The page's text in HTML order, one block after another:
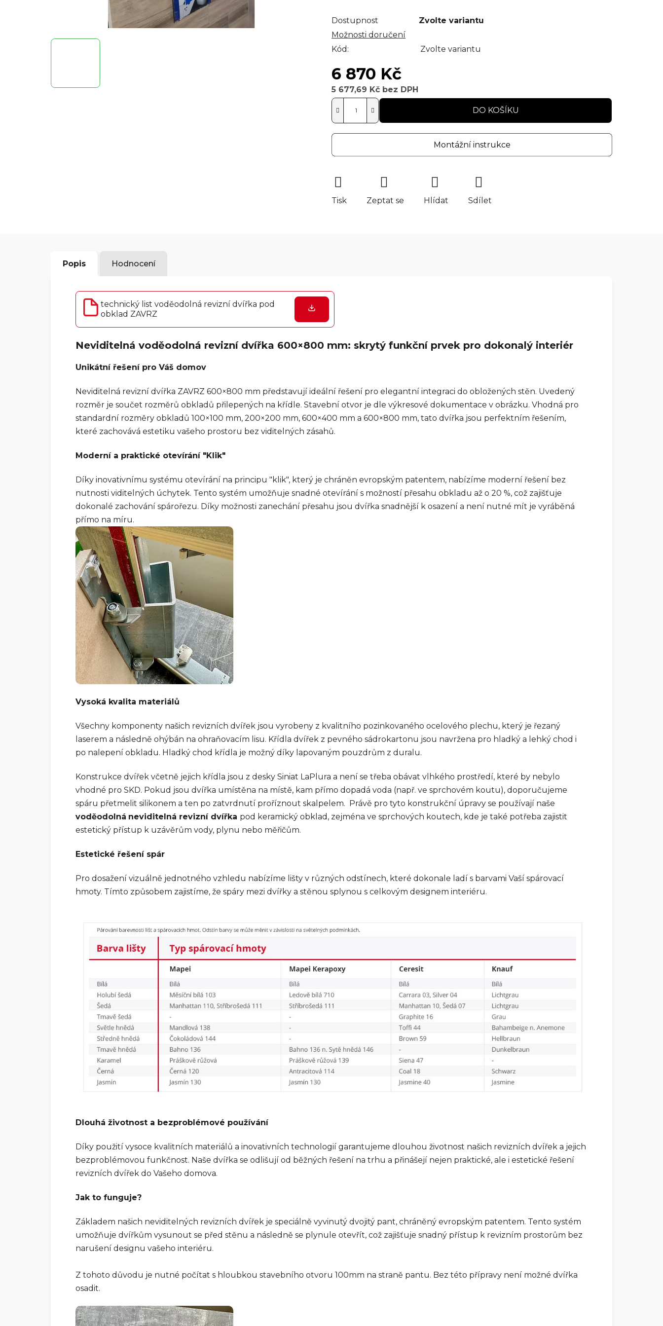
Dostupnost
Zvolte variantu
Možnosti doručení
Kód:
Zvolte variantu
6 870 Kč
5 677,69 Kč bez DPH
DO KOŠÍKU
Montážní instrukce
Tisk Zeptat se Hlídat Sdílet
Popis Hodnocení
technický list voděodolná revizní dvířka pod
obklad ZAVRZ
Neviditelná voděodolná revizní dvířka 600×800 mm: skrytý funkční prvek pro dokonalý interiér
Unikátní řešení pro Váš domov
Neviditelná revizní dvířka ZAVRZ 600×800 mm představují ideální řešení pro elegantní integraci do obložených stěn. Uvedený
rozměr je součet rozměrů obkladů přilepených na křídle. Stavební otvor je dle výkresové dokumentace v obrázku. Vhodná pro
standardní rozměry obkladů 100×100 mm, 200×200 mm, 600×400 mm a 600×800 mm, tato dvířka jsou perfektním řešením,
které zachovává estetiku vašeho prostoru bez viditelných zásahů.
Moderní a praktické otevírání "Klik"
Díky inovativnímu systému otevírání na principu "klik", který je chráněn evropským patentem, nabízíme moderní řešení bez
nutnosti viditelných úchytek. Tento systém umožňuje snadné otevírání s možností přesahu obkladu až o 20 %, což zajišťuje
dokonalé zachování spárořezu. Díky možnosti zanechání přesahu jsou dvířka snadnější k osazení a není nutné mít je vyráběná
přímo na míru.
Vysoká kvalita materiálů
Všechny komponenty našich revizních dvířek jsou vyrobeny z kvalitního pozinkovaného ocelového plechu, který je řezaný
laserem a následně ohýbán na ohraňovacím lisu. Křídla dvířek z pevného sádrokartonu jsou navržena pro hladký a lehký chod i
po nalepení obkladu. Hladký chod křídla je možný díky lapovaným pouzdrům z duralu.
Konstrukce dvířek včetně jejich křídla jsou z desky Siniat LaPlura a není se třeba obávat vlhkého prostředí, které by nebylo
vhodné pro SKD. Pokud jsou dvířka umístěna na místě, kam přímo dopadá voda (např. ve sprchovém koutu), doporučujeme
spáru přetmelit silikonem a ten po zatvrdnutí proříznout skalpelem. Právě pro tyto konstrukční úpravy se používají naše
voděodolná neviditelná revizní dvířka pod keramický obklad, zejména ve sprchových koutech, kde je také potřeba zajistit
estetický přístup k uzávěrům vody, plynu nebo měřičům.
Estetické řešení spár
Pro dosažení vizuálně jednotného vzhledu nabízíme lišty v různých odstínech, které dokonale ladí s barvami Vaší spárovací
hmoty. Tímto způsobem zajistíme, že spáry mezi dvířky a stěnou splynou s celkovým designem interiéru.
Dlouhá životnost a bezproblémové používání
Díky použití vysoce kvalitních materiálů a inovativních technologií garantujeme dlouhou životnost našich revizních dvířek a jejich
bezproblémovou funkčnost. Naše dvířka se odlišují od běžných řešení na trhu a přinášejí nejen praktické, ale i estetické řešení
revizních dvířek do Vašeho domova.
Jak to funguje?
Základem našich neviditelných revizních dvířek je speciálně vyvinutý dvojitý pant, chráněný evropským patentem. Tento systém
umožňuje dvířkům vysunout se před stěnu a následně se plynule otevřít, což zajišťuje snadný přístup k revizním prostorům bez
narušení designu vašeho interiéru.
Z tohoto důvodu je nutné počítat s hloubkou stavebního otvoru 100mm na straně pantu. Bez této přípravy není možné dvířka
osadit.